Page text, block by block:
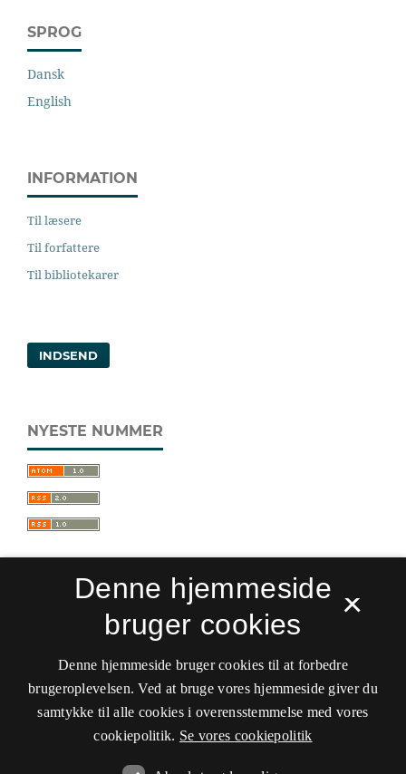
SPROG
Dansk
English
INFORMATION
Til læsere
Til forfattere
Til bibliotekarer
INDSEND
NYESTE NUMMER
Sprogforum. Tidsskrift for sprog- og
kulturpædagogik
ISSN 0909-9328 (Trykt)
ISSN 1399-8617 (Online)
Tilgængelighedserklæring
Det Kgl. Bibliotek
×
Denne hjemmeside
bruger cookies
Denne hjemmeside bruger cookies til at forbedre
brugeroplevelsen. Ved at bruge vores hjemmeside giver du
samtykke til alle cookies i overensstemmelse med vores
cookiepolitik. Se vores cookiepolitik